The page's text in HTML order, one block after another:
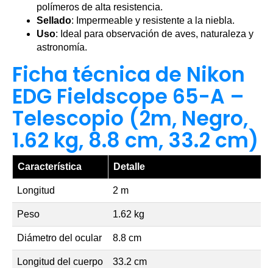
polímeros de alta resistencia.
Sellado: Impermeable y resistente a la niebla.
Uso: Ideal para observación de aves, naturaleza y
astronomía.
Ficha técnica de Nikon
EDG Fieldscope 65-A –
Telescopio (2m, Negro,
1.62 kg, 8.8 cm, 33.2 cm)
Característica Detalle
Longitud 2 m
Peso 1.62 kg
Diámetro del ocular 8.8 cm
Longitud del cuerpo 33.2 cm